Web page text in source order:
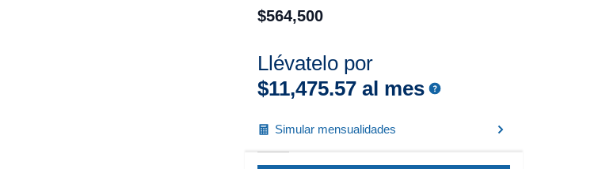
$564,500
Llévatelo por
$11,475.57al mes
Simular mensualidades